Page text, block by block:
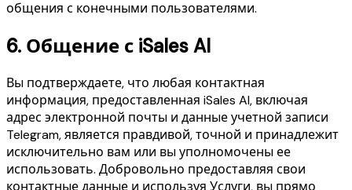
общения с конечными пользователями.
6. Общение с iSales AI
Вы подтверждаете, что любая контактная
информация, предоставленная iSales AI, включая
адрес электронной почты и данные учетной записи
Telegram, является правдивой, точной и принадлежит
исключительно вам или вы уполномочены ее
использовать. Добровольно предоставляя свои
контактные данные и используя Услуги, вы прямо